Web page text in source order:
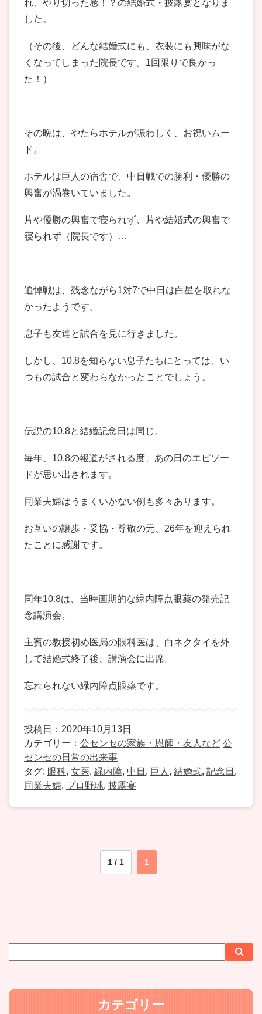
れ、やり切った感！？の結婚式・披露宴となりま
した。
（その後、どんな結婚式にも、衣装にも興味がな
くなってしまった院長です。1回限りで良かっ
た！）
その晩は、やたらホテルが賑わしく、お祝いムー
ド。
ホテルは巨人の宿舎で、中日戦での勝利・優勝の
興奮が渦巻いていました。
片や優勝の興奮で寝られず、片や結婚式の興奮で
寝られず（院長です）…
追悼戦は、残念ながら1対7で中日は白星を取れな
かったようです。
息子も友達と試合を見に行きました。
しかし、10.8を知らない息子たちにとっては、い
つもの試合と変わらなかったことでしょう。
伝説の10.8と結婚記念日は同じ。
毎年、10.8の報道がされる度、あの日のエピソー
ドが思い出されます。
同業夫婦はうまくいかない例も多々あります。
お互いの譲歩・妥協・尊敬の元、26年を迎えられ
たことに感謝です。
同年10.8は、当時画期的な緑内障点眼薬の発売記
念講演会。
主賓の教授初め医局の眼科医は、白ネクタイを外
して結婚式終了後、講演会に出席。
忘れられない緑内障点眼薬です。
投稿日：2020年10月13日
カテゴリー： 公センセの家族・恩師・友人など 公
センセの日常の出来事
タグ: 眼科, 女医, 緑内障, 中日 , 巨人 , 結婚式, 記念日 ,
同業夫婦, プロ野球, 披露宴
1 / 1 1
イ
内
索
カテゴリー